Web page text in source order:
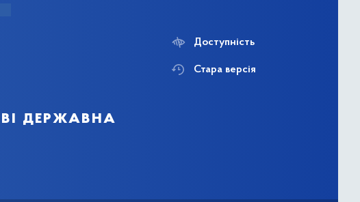
державна
Доступність
Стара версія